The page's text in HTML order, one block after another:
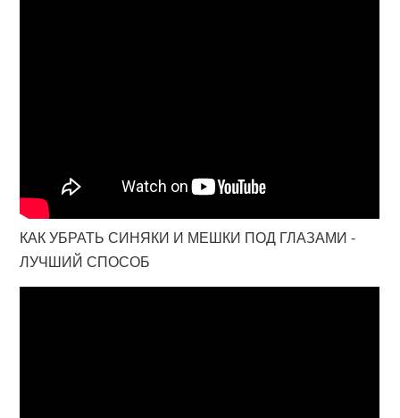
КАК УБРАТЬ СИНЯКИ И МЕШКИ ПОД ГЛАЗАМИ -
ЛУЧШИЙ СПОСОБ